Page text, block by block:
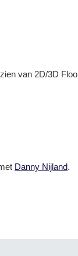
van 2D/3D
Danny Nijland.